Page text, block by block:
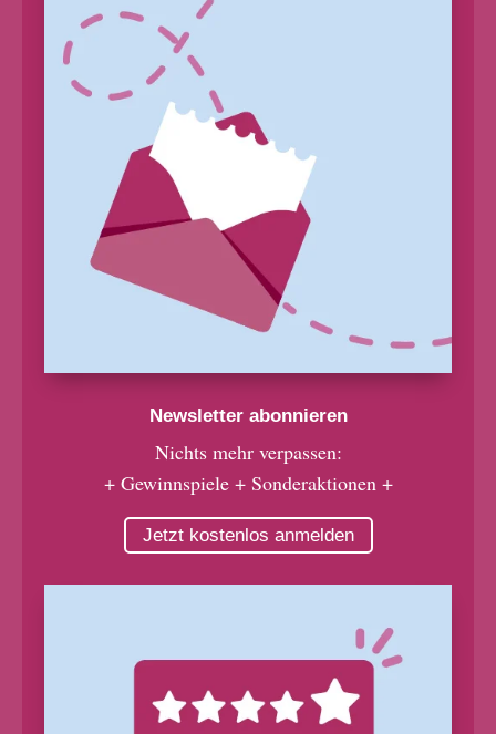
Newsletter abonnieren
Nichts mehr verpassen:
+ Gewinnspiele + Sonderaktionen +
Jetzt kostenlos anmelden